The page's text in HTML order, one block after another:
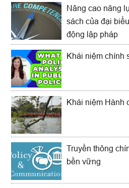
Nâng cao năng
sách của đại
động lập pháp
Khái niệm chính
Khái niệm Hành
Truyền thông
bền vững